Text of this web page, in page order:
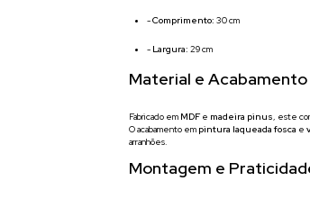
-Comprimento: 30 cm
- Largura: 29 cm
Material e Acabamento
Fabricado em MDFe madeira pinus, este
O acabamento em pintura laqueada fosca e
arranhões.
Montagem e